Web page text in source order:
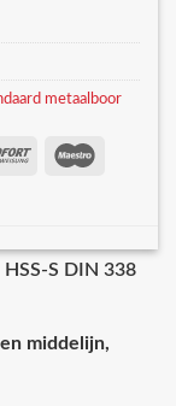
metaalboor
S DIN 338
middelijn,